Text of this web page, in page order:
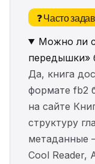
❓ Часто
Можно ли
передышки»
Да, книга
формате fb2
на сайте
структуру
метаданные
Cool Reader,